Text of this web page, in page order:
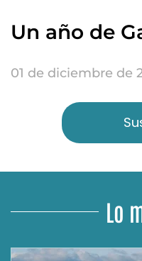
Un año de
01 de diciembre de
Lo